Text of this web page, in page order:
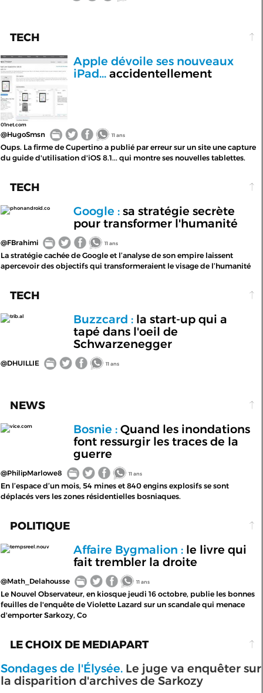
TECH
01net.com
Apple dévoile ses nouveaux
iPad...accidentellement
@HugoSmsn 11 ans
Oups. La firme de Cupertino a publié par erreur sur un site une capture
du guide d'utilisation d'iOS 8.1... qui montre ses nouvelles tablettes.
TECH
phonandroid.co Google :sa stratégie secrète
pour transformer l'humanité
@FBrahimi 11 ans
La stratégie cachée de Google et l’analyse de son empire laissent
apercevoir des objectifs qui transformeraient le visage de l’humanité
TECH
trib.al Buzzcard :la start-up qui a
tapé dans l'oeil de
Schwarzenegger
@DHUILLIE 11 ans
NEWS
vice.com Bosnie :Quand les inondations
font ressurgir les traces de la
guerre
@PhilipMarlowe8 11 ans
En l’espace d’un mois, 54 mines et 840 engins explosifs se sont
déplacés vers les zones résidentielles bosniaques.
POLITIQUE
tempsreel.nouv Affaire Bygmalion :le livre qui
fait trembler la droite
@Math_Delahousse 11 ans
Le Nouvel Observateur, en kiosque jeudi 16 octobre, publie les bonnes
feuilles de l'enquête de Violette Lazard sur un scandale qui menace
d'emporter Sarkozy, Co
LE CHOIX DE MEDIAPART
Sondages de l'Élysée. Le juge va enquêter sur
la disparition d'archives de Sarkozy